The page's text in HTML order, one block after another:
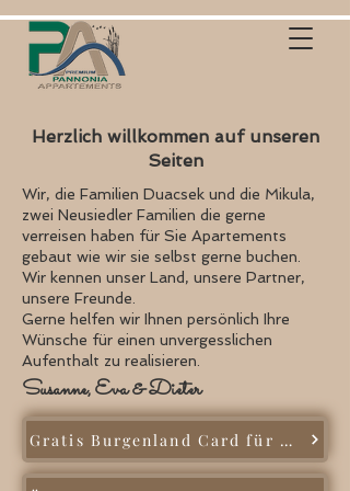
Herzlich willkommen auf unseren
Seiten
Wir, die Familien Duacsek und die Mikula,
zwei Neusiedler Familien die gerne
verreisen haben für Sie Apartements
gebaut wie wir sie selbst gerne buchen.
Wir kennen unser Land, unsere Partner,
unsere Freunde.
Gerne helfen wir Ihnen persönlich Ihre
Wünsche für einen unvergesslichen
Aufenthalt zu realisieren.
Susanne, Eva & Dieter
Gratis Burgenland Card für mehr Erlebnisse ...